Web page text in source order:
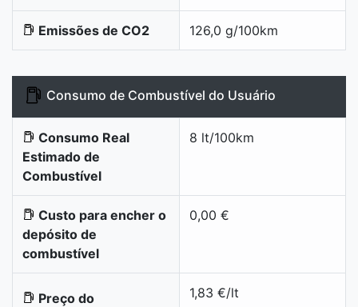
Emissões de CO2 126,0 g/100km
Consumo de Combustível do Usuário
Consumo Real
Estimado de
Combustível
8 lt/100km
Custo para encher o
depósito de
combustível
0,00 €
Preço do
1,83 €/lt